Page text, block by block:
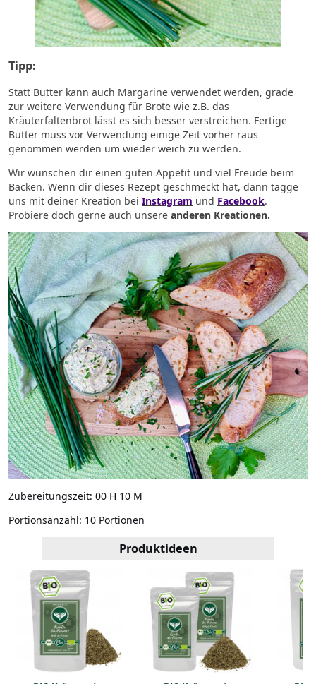
Tipp:
Statt Butter kann auch Margarine verwendet werden, grade
zur weitere Verwendung für Brote wie z.B. das
Kräuterfaltenbrot lässt es sich besser verstreichen. Fertige
Butter muss vor Verwendung einige Zeit vorher raus
genommen werden um wieder weich zu werden.
Wir wünschen dir einen guten Appetit und viel Freude beim
Backen. Wenn dir dieses Rezept geschmeckt hat, dann tagge
uns mit deiner Kreation bei Instagram und Facebook.
Probiere doch gerne auch unsere anderen Kreationen.
Zubereitungszeit: 00 H 10 M
Portionsanzahl: 10 Portionen
Produktideen